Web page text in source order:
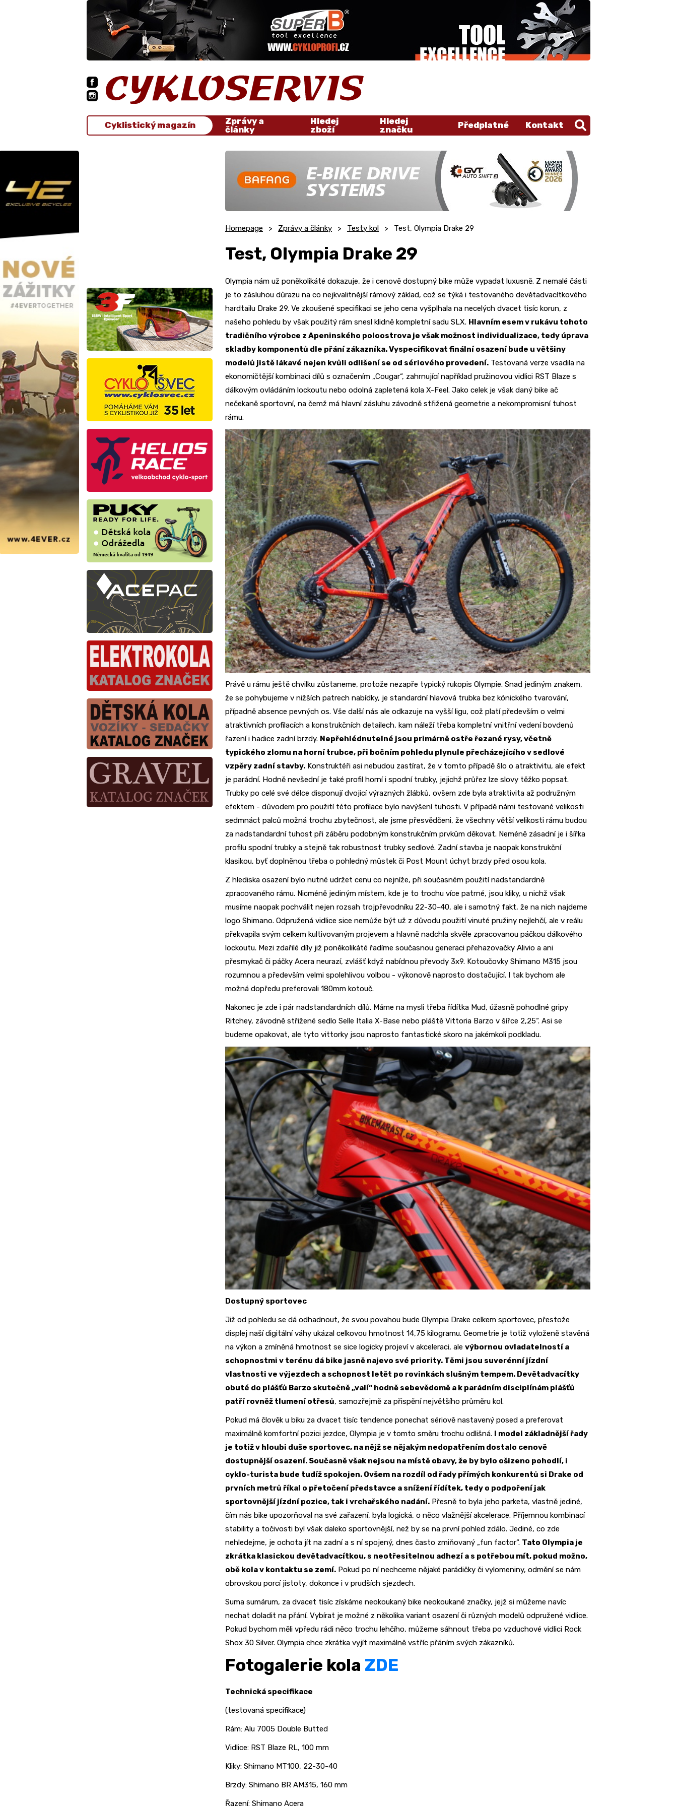
Cyklistický magazín
Zprávy a
články
Hledej
zboží
Hledej
značku
Předplatné Kontakt
Homepage Zprávy a články Testy kol Test, Olympia Drake 29
Test, Olympia Drake 29
Olympia nám už poněkolikáté dokazuje, že i cenově dostupný bike může vypadat luxusně. Z nemalé části
je to zásluhou důrazu na co nejkvalitnější rámový základ, což se týká i testovaného devětadvacítkového
hardtailu Drake 29. Ve zkoušené specifikaci se jeho cena vyšplhala na necelých dvacet tisíc korun, z
našeho pohledu by však použitý rám snesl klidně kompletní sadu SLX. Hlavním esem v rukávu tohoto
tradičního výrobce z Apeninského poloostrova je však možnost individualizace, tedy úprava
skladby komponentů dle přání zákazníka. Vyspecifikovat finální osazení bude u většiny
modelů jistě lákavé nejen kvůli odlišení se od sériového provedení. Testovaná verze vsadila na
ekonomičtější kombinaci dílů s označením „Cougar“, zahrnující například pružinovou vidlici RST Blaze s
dálkovým ovládáním lockoutu nebo odolná zapletená kola X-Feel. Jako celek je však daný bike ač
nečekaně sportovní, na čemž má hlavní zásluhu závodně střižená geometrie a nekompromisní tuhost
rámu.
Právě u rámu ještě chvilku zůstaneme, protože nezapře typický rukopis Olympie. Snad jediným znakem,
že se pohybujeme v nižších patrech nabídky, je standardní hlavová trubka bez kónického tvarování,
případně absence pevných os. Vše další nás ale odkazuje na vyšší ligu, což platí především o velmi
atraktivních profilacích a konstrukčních detailech, kam náleží třeba kompletní vnitřní vedení bovdenů
řazení i hadice zadní brzdy. Nepřehlédnutelné jsou primárně ostře řezané rysy, včetně
typického zlomu na horní trubce, při bočním pohledu plynule přecházejícího v sedlové
vzpěry zadní stavby. Konstruktéři asi nebudou zastírat, že v tomto případě šlo o atraktivitu, ale efekt
je parádní. Hodně nevšední je také profil horní i spodní trubky, jejichž průřez lze slovy těžko popsat.
Trubky po celé své délce disponují dvojicí výrazných žlábků, ovšem zde byla atraktivita až podružným
efektem - důvodem pro použití této profilace bylo navýšení tuhosti. V případě námi testované velikosti
sedmnáct palců možná trochu zbytečnost, ale jsme přesvědčeni, že všechny větší velikosti rámu budou
za nadstandardní tuhost při záběru podobným konstrukčním prvkům děkovat. Neméně zásadní je i šířka
profilu spodní trubky a stejně tak robustnost trubky sedlové. Zadní stavba je naopak konstrukční
klasikou, byť doplněnou třeba o pohledný můstek či Post Mount úchyt brzdy před osou kola.
Z hlediska osazení bylo nutné udržet cenu co nejníže, při současném použití nadstandardně
zpracovaného rámu. Nicméně jediným místem, kde je to trochu více patrné, jsou kliky, u nichž však
musíme naopak pochválit nejen rozsah trojpřevodníku 22-30-40, ale i samotný fakt, že na nich najdeme
logo Shimano. Odpružená vidlice sice nemůže být už z důvodu použití vinuté pružiny nejlehčí, ale v reálu
překvapila svým celkem kultivovaným projevem a hlavně nadchla skvěle zpracovanou páčkou dálkového
lockoutu. Mezi zdařilé díly již poněkolikáté řadíme současnou generaci přehazovačky Alivio a ani
přesmykač či páčky Acera neurazí, zvlášť když nabídnou převody 3x9. Kotoučovky Shimano M315 jsou
rozumnou a především velmi spolehlivou volbou - výkonově naprosto dostačující. I tak bychom ale
možná dopředu preferovali 180mm kotouč.
Nakonec je zde i pár nadstandardních dílů. Máme na mysli třeba řídítka Mud, úžasně pohodlné gripy
Ritchey, závodně střižené sedlo Selle Italia X-Base nebo pláště Vittoria Barzo v šířce 2,25“. Asi se
budeme opakovat, ale tyto vittorky jsou naprosto fantastické skoro na jakémkoli podkladu.
Dostupný sportovec
Již od pohledu se dá odhadnout, že svou povahou bude Olympia Drake celkem sportovec, přestože
displej naší digitální váhy ukázal celkovou hmotnost 14,75 kilogramu. Geometrie je totiž vyloženě stavěná
na výkon a zmíněná hmotnost se sice logicky projeví v akceleraci, ale výbornou ovladatelností a
schopnostmi v terénu dá bike jasně najevo své priority. Těmi jsou suverénní jízdní
vlastnosti ve výjezdech a schopnost letět po rovinkách slušným tempem. Devětadvacítky
obuté do plášťů Barzo skutečně „valí“ hodně sebevědomě a k parádním disciplínám plášťů
patří rovněž tlumení otřesů, samozřejmě za přispění největšího průměru kol.
Pokud má člověk u biku za dvacet tisíc tendence ponechat sériově nastavený posed a preferovat
maximálně komfortní pozici jezdce, Olympia je v tomto směru trochu odlišná.
I model základnější řady
je totiž v hloubi duše sportovec, na nějž se nějakým nedopatřením dostalo cenově
dostupnější osazení. Současně však nejsou na místě obavy, že by bylo ošizeno pohodlí, i
cyklo-turista bude tudíž spokojen. Ovšem na rozdíl od řady přímých konkurentů si Drake od
prvních metrů říkal o přetočení představce a snížení řídítek, tedy o podpoření jak
sportovnější jízdní pozice, tak i vrchařského nadání. Přesně to byla jeho parketa, vlastně jediné,
čím nás bike upozorňoval na své zařazení, byla logická, o něco vlažnější akcelerace. Příjemnou kombinací
stability a točivosti byl však daleko sportovnější, než by se na první pohled zdálo. Jediné, co zde
nehledejme, je ochota jít na zadní a s ní spojený, dnes často zmiňovaný „fun factor“. Tato Olympia je
zkrátka klasickou devětadvacítkou, s neotřesitelnou adhezí a s potřebou mít, pokud možno,
obě kola v kontaktu se zemí. Pokud po ní nechceme nějaké parádičky či vylomeniny, odmění se nám
obrovskou porcí jistoty, dokonce i v prudších sjezdech.
Suma sumárum, za dvacet tisíc získáme neokoukaný bike neokoukané značky, jejž si můžeme navíc
nechat doladit na přání. Vybírat je možné z několika variant osazení či různých modelů odpružené vidlice.
Pokud bychom měli vpředu rádi něco trochu lehčího, můžeme sáhnout třeba po vzduchové vidlici Rock
Shox 30 Silver. Olympia chce zkrátka vyjít maximálně vstříc přáním svých zákazníků.
Fotogalerie kola ZDE
Technická specifikace
(testovaná specifikace)
Rám: Alu 7005 Double Butted
Vidlice: RST Blaze RL, 100 mm
Kliky: Shimano MT100, 22-30-40
Brzdy: Shimano BR AM315, 160 mm
Řazení: Shimano Acera